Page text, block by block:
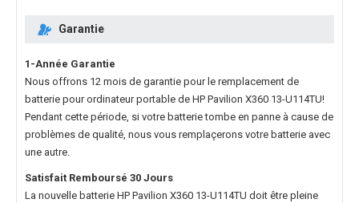
Garantie
1-Année Garantie
Nous offrons 12 mois de garantie pour le remplacement de
batterie pour ordinateur portable de HP Pavilion X360 13-U114TU!
Pendant cette période, si votre batterie tombe en panne à cause de
problèmes de qualité, nous vous remplaçerons votre batterie avec
une autre.
Satisfait Remboursé 30 Jours
La nouvelle batterie HP Pavilion X360 13-U114TU doit être pleine